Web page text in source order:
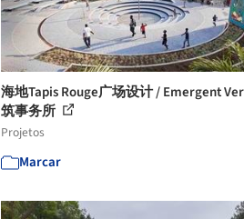
海地Tapis Rouge广场设计 / Emergent
筑事务所
Projetos
Marcar